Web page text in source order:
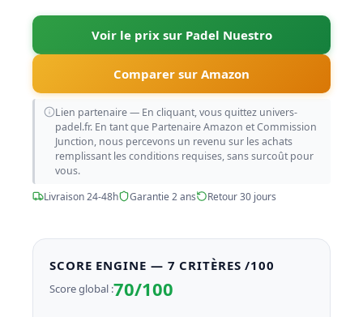
Voir le prix sur Padel Nuestro
Comparer sur Amazon
Lien partenaire — En cliquant, vous quittez univers-
padel.fr. En tant que Partenaire Amazon et Commission
Junction, nous percevons un revenu sur les achats
remplissant les conditions requises, sans surcoût pour
vous.
Livraison 24-48h
Garantie 2 ans Retour 30 jours
SCORE ENGINE — 7 CRITÈRES /100
Score global :70/100